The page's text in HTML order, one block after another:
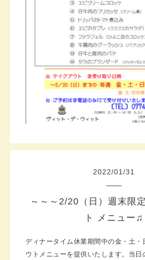
2022/01 /31
～～～2/20（日）週末限
ト メニュー♫
ディナータイム休業期間中の金・土・
ウトメニューを提供いたします。 当日